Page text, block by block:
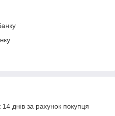
днів за рахунок покупця